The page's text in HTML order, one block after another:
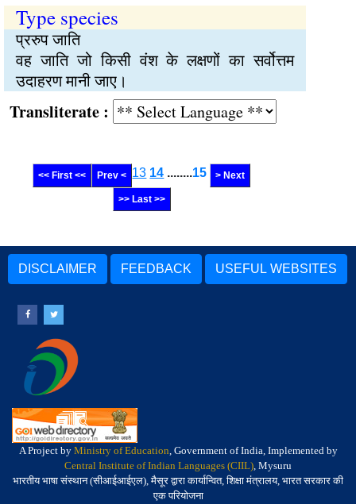
Type species
प्ररुप जाति
वह जाति जो किसी वंश के लक्षणों का सर्वोत्तम
उदाहरण मानी जाए।
:
<< First << Prev < 13 14 ........15 > Next
>> Last >>
DISCLAIMER FEEDBACK USEFUL WEBSITES
A Project by Ministry of Education, Government of India, Implemented by
Central Institute of Indian Languages (CIIL), Mysuru
भारतीय भाषा संस्थान (सीआईआईएल), मैसूर द्वारा कार्यान्वित, शिक्षा मंत्रालय, भारत सरकार की
एक परियोजना